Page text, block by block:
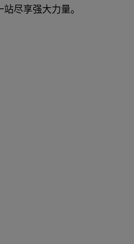
站尽享强大力量。